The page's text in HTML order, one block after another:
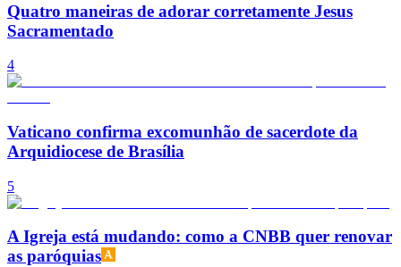
Quatro maneiras de adorar corretamente Jesus
Sacramentado
4
Vaticano confirma excomunhão de sacerdote da
Arquidiocese de Brasília
5
A Igreja está mudando: como a CNBB quer renovar
as paróquias